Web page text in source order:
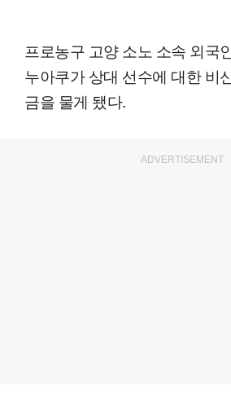
프로농구 고양 소노 소속 외국
누아쿠가 상대 선수에 대한 비
금을 물게 됐다.
ADVERTISEMENT